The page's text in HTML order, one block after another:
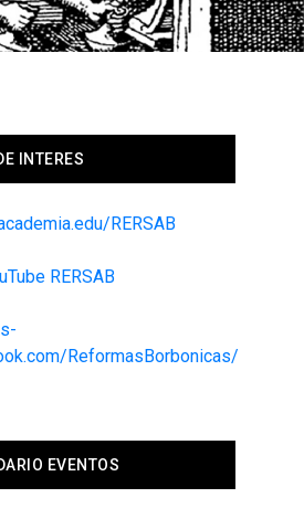
INTERES
RERSAB
RERSAB
ReformasBorbonicas/
EVENTOS